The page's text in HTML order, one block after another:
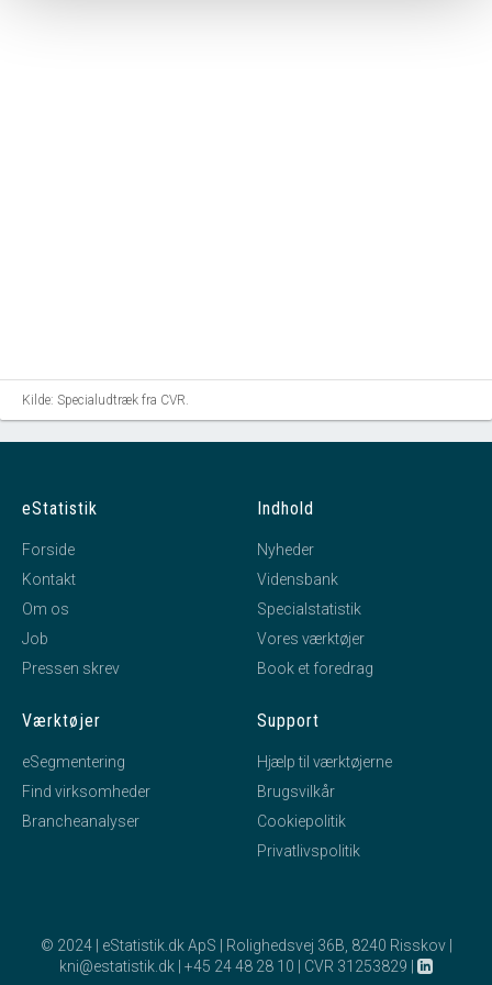
Kilde: Specialudtræk fra CVR.
eStatistik
Forside
Kontakt
Om os
Job
Pressen skrev
Indhold
Nyheder
Vidensbank
Specialstatistik
Vores værktøjer
Book et foredrag
Værktøjer
eSegmentering
Find virksomheder
Brancheanalyser
Support
Hjælp til værktøjerne
Brugsvilkår
Cookiepolitik
Privatlivspolitik
© 2024 | eStatistik.dk ApS | Rolighedsvej 36B, 8240 Risskov |
kni@estatistik.dk +45 24 48 28 10 CVR 31253829